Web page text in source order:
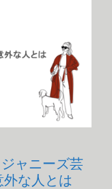
ャニーズ芸
な人とは